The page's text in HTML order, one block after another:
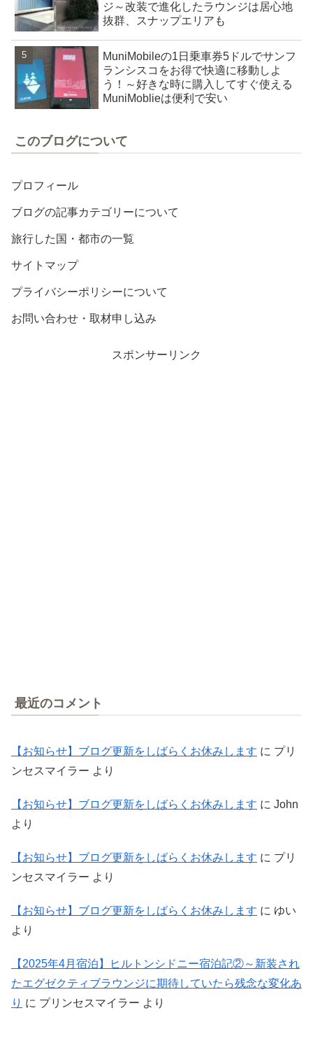
ジ～改装で進化したラウンジは居心地
抜群、スナップエリアも
MuniMobileの1日乗車券5ドルでサンフ
ランシスコをお得で快適に移動しよ
う！～好きな時に購入してすぐ使える
MuniMoblieは便利で安い
このブログについて
プロフィール
ブログの記事カテゴリーについて
旅行した国・都市の一覧
サイトマップ
プライバシーポリシーについて
お問い合わせ・取材申し込み
スポンサーリンク
最近のコメント
【お知らせ】ブログ更新をしばらくお休みします に プリ
ンセスマイラー より
【お知らせ】ブログ更新をしばらくお休みします に John
より
【お知らせ】ブログ更新をしばらくお休みします に プリ
ンセスマイラー より
【お知らせ】ブログ更新をしばらくお休みします に ゆい
より
【2025年4月宿泊】ヒルトンシドニー宿泊記②～新装され
たエグゼクティブラウンジに期待していたら残念な変化あ
り に プリンセスマイラー より